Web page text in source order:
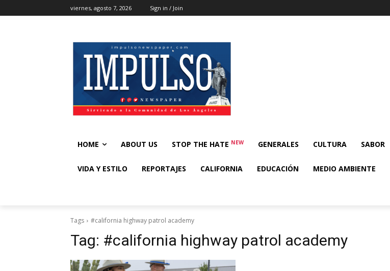
viernes, agosto 7, 2026 Sign in / Join
HOME ABOUT US STOP THE HATE NEW GENERALES CULTURA SABOR
VIDA Y ESTILO REPORTAJES CALIFORNIA EDUCACIÓN MEDIO AMBIENTE
Tags #california highway patrol academy
Tag: #california highway patrol academy